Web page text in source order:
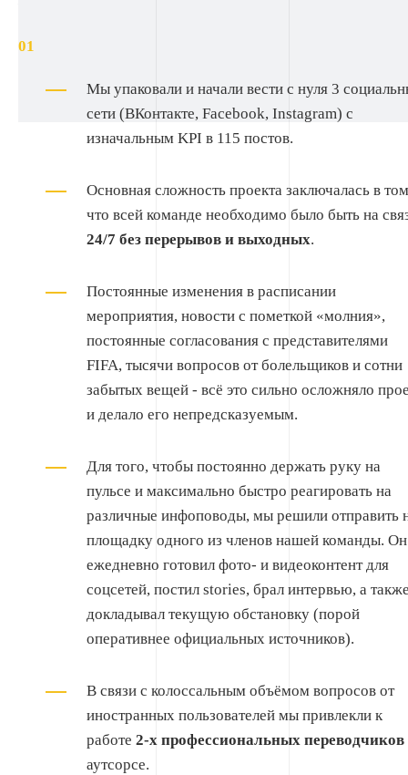
Мы упаковали и начали вести с нуля 3
сети (ВКонтакте, Facebook, Instagram) с
изначальным KPI в 115 постов.
Основная сложность проекта заключалась в
что всей команде необходимо было быть на
24/7 без перерывов и выходных.
Постоянные изменения в расписании
мероприятия, новости с пометкой «молния»,
постоянные согласования с представителями
FIFA, тысячи вопросов от болельщиков и сотни
забытых вещей - всё это сильно осложняло
и делало его непредсказуемым.
Для того, чтобы постоянно держать руку на
пульсе и максимально быстро реагировать на
различные инфоповоды, мы решили отправить
площадку одного из членов нашей команды. Он
ежедневно готовил фото- и видеоконтент для
соцсетей, постил stories, брал интервью, а
докладывал текущую обстановку (порой
оперативнее официальных источников).
В связи с колоссальным объёмом вопросов от
иностранных пользователей мы привлекли к
работе 2-х профессиональных переводчиков
аутсорсе.